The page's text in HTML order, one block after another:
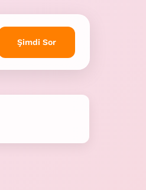
Şimdi Sor